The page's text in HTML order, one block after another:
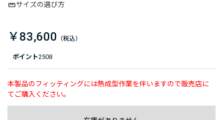
ポイント2508
サイズの選び方
￥83,600
本製品のフィッティングには熱成型作業を伴いますので販売店に
てご購入ください。